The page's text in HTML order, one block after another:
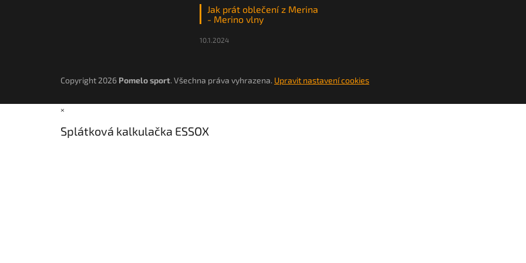
Jak prát oblečení z Merina
- Merino vlny
10.1.2024
Copyright 2026 Pomelo sport. Všechna práva vyhrazena. Upravit nastavení cookies
×
Splátková kalkulačka ESSOX